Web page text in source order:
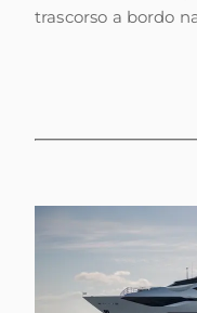
trascorso a bordo